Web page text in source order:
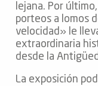
lejana. Por
porteos a lomos
velocidad» le
extraordinaria
desde la
La exposición